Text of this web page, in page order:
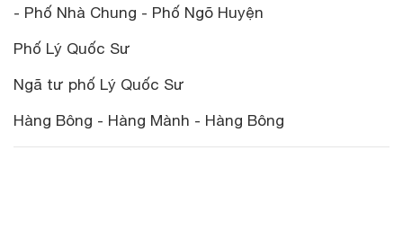
- Phố Nhà Chung - Phố Ngõ Huyện
Phố Lý Quốc Sư
Ngã tư phố Lý Quốc Sư
Hàng Bông - Hàng Mành - Hàng Bông